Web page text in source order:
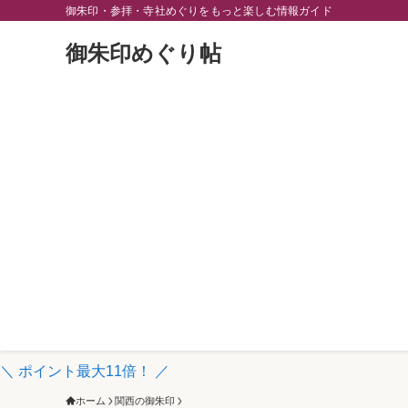
御朱印・参拝・寺社めぐりをもっと楽しむ情報ガイド
御朱印めぐり帖
＼ ポイント最大11倍！ ／
ホーム 関西の御朱印